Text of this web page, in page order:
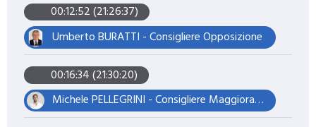
00:12:52 (21:26:37)
Umberto BURATTI - Consigliere Opposizione
00:16:34 (21:30:20)
Michele PELLEGRINI - Consigliere Maggioranza – Presidente del Consiglio